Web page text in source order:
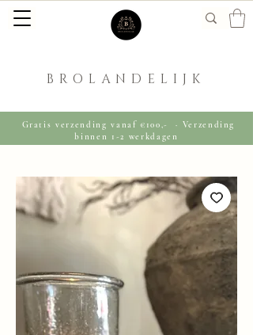
BROLANDELIJK
Gratis verzending vanaf €100,- · Verzending
binnen 1-2 werkdagen